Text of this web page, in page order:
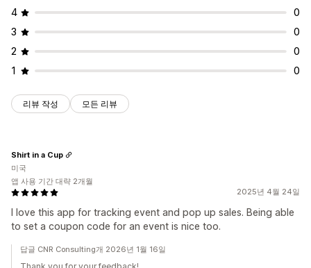
4
0
3
0
2
0
1
0
리뷰 작성 모든 리뷰
2025년 4월 24일
I love this app for tracking event and pop up sales. Being able
to set a coupon code for an event is nice too.
Shirt in a Cup
미국
앱 사용 기간 대략 2개월
답글 CNR Consulting개 2026년 1월 16일